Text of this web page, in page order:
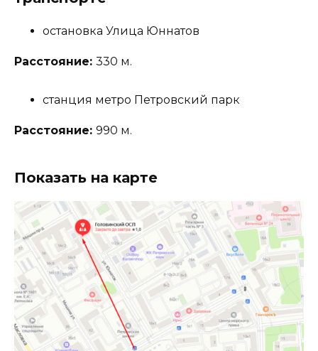
остановка Улица Юннатов
Расстояние: 330 м.
станция метро Петровский парк
Расстояние: 990 м.
Показать на карте